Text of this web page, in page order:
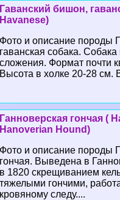
Гаванский бишон,
Havanese)
Фото и описание породы
гаванская собака. Собака
сложения. Формат почти
Высота в холке 20-28 см.
Ганноверская гончая (
Hanoverian Hound)
Фото и описание породы
гончая. Выведена в
в 1820 скрещиванием
тяжелыми гончими,
кровяному следу....